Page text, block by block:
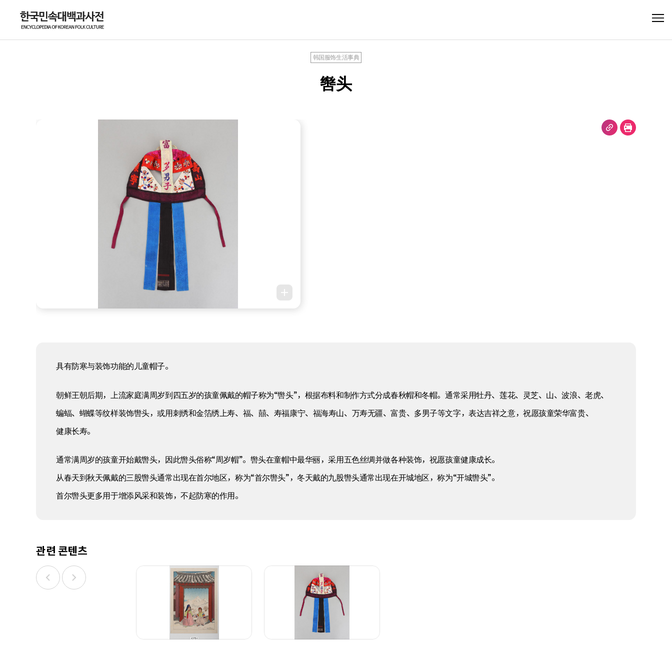
韩国服饰生活事典
辔头
具有防寒与装饰功能的儿童帽子。
朝鲜王朝后期，上流家庭满周岁到四五岁的孩童佩戴的帽子称为“辔头”，根据布料和制作方式分成春秋帽和冬帽。通常采用牡丹、莲花、灵芝、山、波浪、老虎、
蝙蝠、蝴蝶等纹样装饰辔头，或用刺绣和金箔绣上寿、福、囍、寿福康宁、福海寿山、万寿无疆、富贵、多男子等文字，表达吉祥之意，祝愿孩童荣华富贵、
健康长寿。
通常满周岁的孩童开始戴辔头，因此辔头俗称“周岁帽”。辔头在童帽中最华丽，采用五色丝绸并做各种装饰，祝愿孩童健康成长。
从春天到秋天佩戴的三股辔头通常出现在首尔地区，称为“首尔辔头”，冬天戴的九股辔头通常出现在开城地区，称为“开城辔头”。
首尔辔头更多用于增添风采和装饰，不起防寒的作用。
관련 콘텐츠